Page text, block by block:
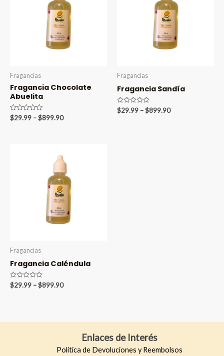
Fragancias
Fragancia Chocolate
Abuelita
Valorado
en
$29.99 –$899.90Price
Fragancias
Fragancia Sandía
Valorado
en
$29.99 –$899.90Price
Fragancias
Fragancia Caléndula
Valorado
en
$29.99 –$899.90Price
Enlaces de Interés
Política de Devoluciones y Reembolsos